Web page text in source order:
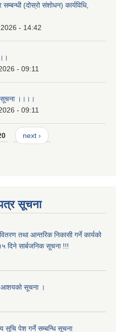
(दोस्रो संशोधन) कार्यविधि,
- 14:42
- 09:11
सूचना ।।।।
- 09:11
next ›
सूचना
तथा आन्तरिक निकासी गर्ने कार्यको
दिने सार्बजनिक सूचना !!!
आशयको सूचना ।
सुचि पेश गर्ने सम्बन्धि सूचना